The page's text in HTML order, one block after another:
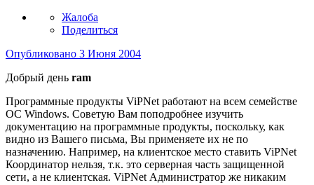
Жалоба
Поделиться
Опубликовано 3 Июня 2004
Добрый день ram
Программные продукты ViPNet работают на всем семействе
ОС Windows. Советую Вам поподробнее изучить
документацию на программные продукты, поскольку, как
видно из Вашего письма, Вы применяете их не по
назначению. Например, на клиентское место ставить ViPNet
Координатор нельзя, т.к. это серверная часть защищенной
сети, а не клиентская. ViPNet Администратор же никаким